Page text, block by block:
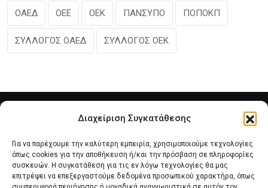
Διαχείριση Συγκατάθεσης
Για να παρέχουμε την καλύτερη εμπειρία, χρησιμοποιούμε τεχνολογίες
όπως cookies για την αποθήκευση ή/και την πρόσβαση σε πληροφορίες
συσκευών. Η συγκατάθεση για τις εν λόγω τεχνολογίες θα μας
επιτρέψει να επεξεργαστούμε δεδομένα προσωπικού χαρακτήρα, όπως
ΟΑΕΔ ΟΕΕ ΟΕΚ ΠΑΝΣΥΠΟ ΠΟΠΟΚΠ
ΣΥΛΛΟΓΟΣ ΟΑΕΔ ΣΥΛΛΟΓΟΣ ΟΕΚ